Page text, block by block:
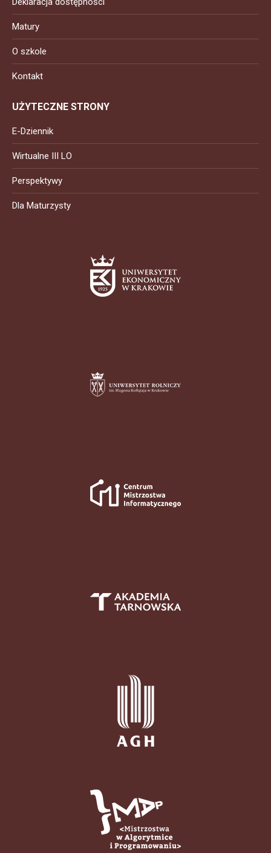
Matury
O szkole
Kontakt
UŻYTECZNE STRONY
E-Dziennik
Wirtualne III LO
Perspektywy
Dla Maturzysty